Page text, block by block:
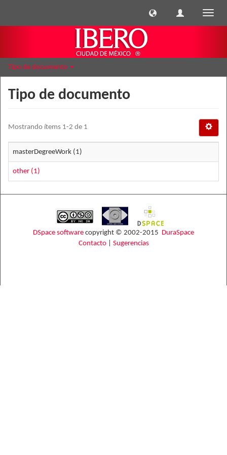
Tipo de documento
Tipo de documento
Mostrando ítems 1-2 de 1
masterDegreeWork (1)
other (1)
DSpace software copyright © 2002-2015 DuraSpace
Contacto| Sugerencias